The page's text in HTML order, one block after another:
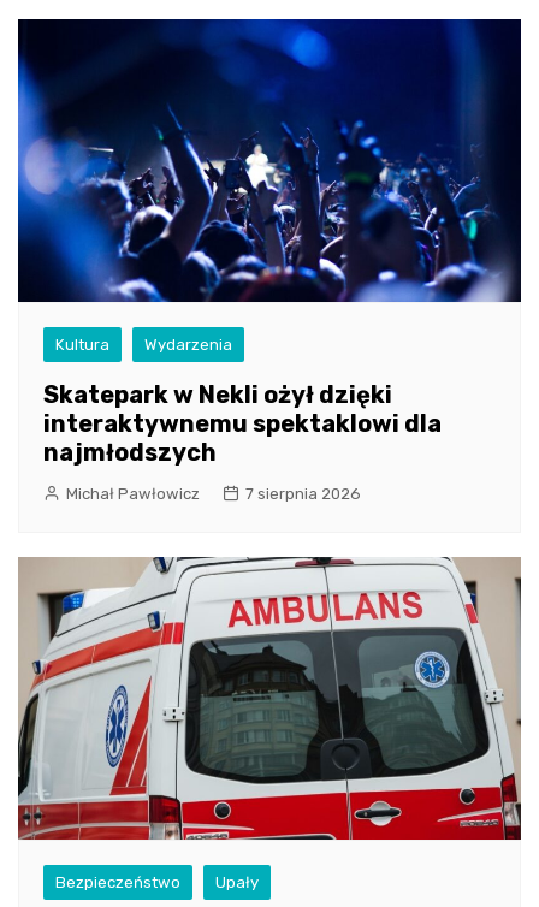
Kultura Wydarzenia
Skatepark w Nekli ożył dzięki
interaktywnemu spektaklowi dla
najmłodszych
Michał Pawłowicz 7 sierpnia 2026
Bezpieczeństwo Upały